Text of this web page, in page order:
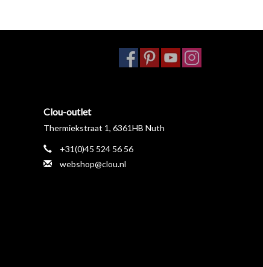
Clou-outlet
Thermiekstraat 1, 6361HB Nuth
+31(0)45 524 56 56
webshop@clou.nl